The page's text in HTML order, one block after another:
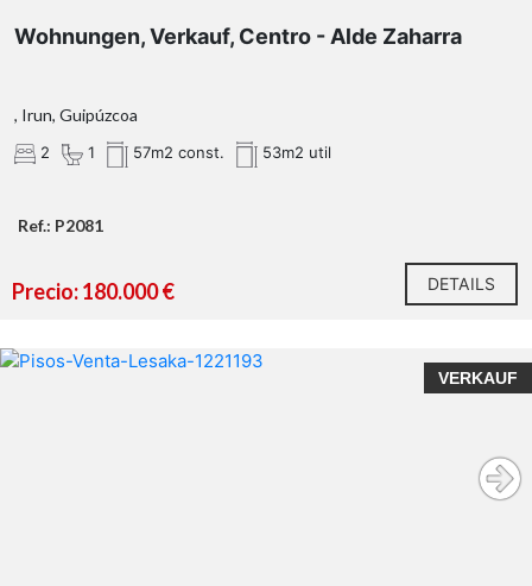
Wohnungen, Verkauf, Centro - Alde Zaharra
, Irun, Guipúzcoa
2 1 57m2 const. 53m2 util
Ref.: P2081
Precio: 180.000 € DETAILS
VERKAUF